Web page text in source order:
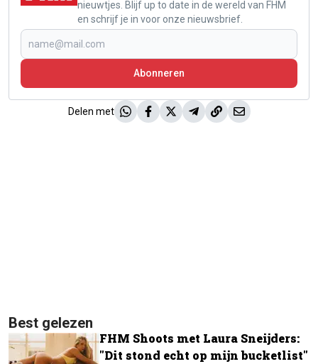
nieuwtjes. Blijf up to date in de wereld van FHM
en schrijf je in voor onze nieuwsbrief.
Abonneren
Delen met
Best gelezen
FHM Shoots met Laura Sneijders:
"Dit stond echt op mijn bucketlist"